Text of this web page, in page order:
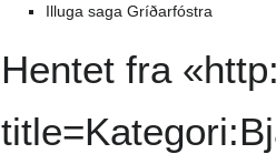
Illuga saga Gríðarfóstra
Hentet fra «